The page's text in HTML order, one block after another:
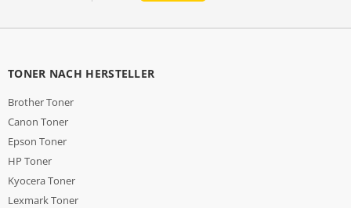
TONER NACH HERSTELLER
Brother Toner
Canon Toner
Epson Toner
HP Toner
Kyocera Toner
Lexmark Toner